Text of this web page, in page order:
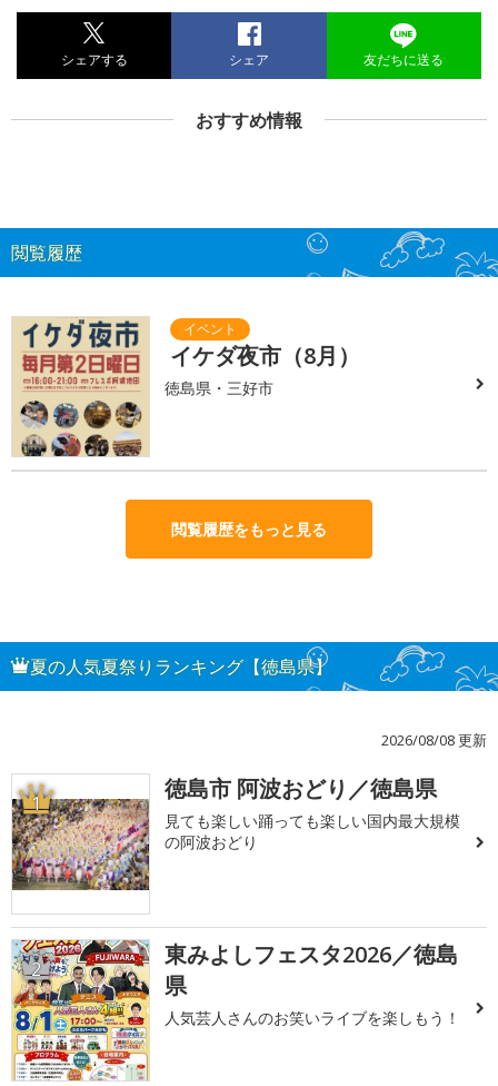
シェアする シェア 友だちに送る
おすすめ情報
閲覧履歴
イケダ夜市（8月）
徳島県・三好市
閲覧履歴をもっと見る
夏の人気夏祭りランキング【徳島県】
2026/08/08 更新
1 徳島市 阿波おどり／徳島県
見ても楽しい踊っても楽しい国内最大規模
の阿波おどり
2
東みよしフェスタ2026／徳島
県
人気芸人さんのお笑いライブを楽しもう！